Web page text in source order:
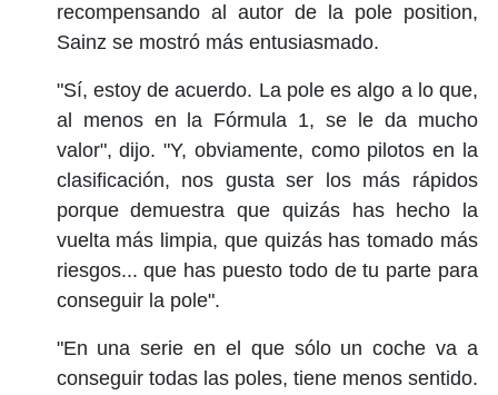
recompensando al autor de la pole position,
Sainz se mostró más entusiasmado.
"Sí, estoy de acuerdo. La pole es algo a lo que,
al menos en la Fórmula 1, se le da mucho
valor", dijo. "Y, obviamente, como pilotos en la
clasificación, nos gusta ser los más rápidos
porque demuestra que quizás has hecho la
vuelta más limpia, que quizás has tomado más
riesgos... que has puesto todo de tu parte para
conseguir la pole".
"En una serie en el que sólo un coche va a
conseguir todas las poles, tiene menos sentido.